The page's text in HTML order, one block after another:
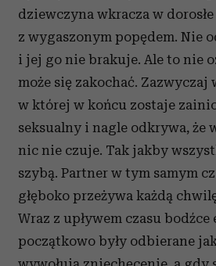
dziewczyna wkracza w
z wygaszonym popędem. Nie
i jej go nie brakuje. Ale to nie
może się zakochać.
w której w końcu zostaje
seksualny i nagle odkrywa, że
nic nie czuje. Tak jakby
szybą. Partner w tym samym
głęboko przeżywa każdą
Wraz z upływem czasu
początkowo były odbierane